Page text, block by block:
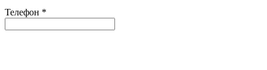
Телефон *